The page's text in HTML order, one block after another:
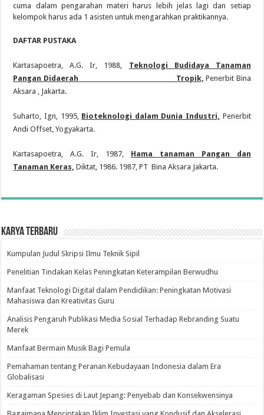
cuma dalam pengarahan materi harus lebih jelas lagi dan setiap
kelompok harus ada 1 asisten untuk mengarahkan praktikannya.
DAFTAR PUSTAKA
Kartasapoetra, A.G. Ir, 1988, Teknologi Budidaya Tanaman
Pangan Didaerah Tropik, Penerbit Bina
Aksara , Jakarta.
Suharto, Ign, 1995, Bioteknologi dalam Dunia Industri, Penerbit
Andi Offset, Yogyakarta.
Kartasapoetra, A.G. Ir, 1987, Hama tanaman Pangan dan
Tanaman Keras, Diktat, 1986. 1987, PT Bina Aksara Jakarta.
Karya Terbaru
Kumpulan Judul Skripsi Ilmu Teknik Sipil
Penelitian Tindakan Kelas Peningkatan Keterampilan Berwudhu
Manfaat Teknologi Digital dalam Pendidikan: Peningkatan Motivasi
Mahasiswa dan Kreativitas Guru
Analisis Pengaruh Publikasi Media Sosial Terhadap Rebranding Suatu
Merek
Manfaat Bermain Musik Bagi Pemula
Pemahaman tentang Peranan Kebudayaan Indonesia dalam Era
Globalisasi
Keragaman Spesies di Laut Jepang: Penyebab dan Konsekwensinya